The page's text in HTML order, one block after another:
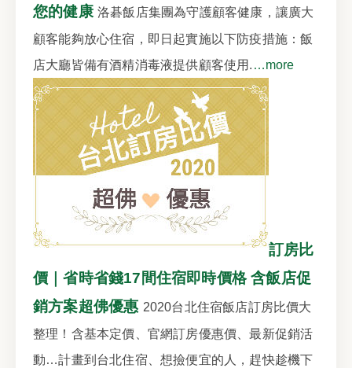
您的健康 洛碁飯店集團為守護顧客健康，讓廣大
顧客能夠放心住宿，即日起實施以下防疫措施：飯
店大廳皆備有酒精消毒液提供顧客使用. …more
訂房比
價｜省時省錢17間住宿即時價格 含飯店促
銷方案超佛優惠 2020台北住宿飯店訂房比價大
整理！含基本定價、官網訂房優惠價、最新促銷活
動…計畫到台北住宿、想撿便宜的人，趕快趁機下